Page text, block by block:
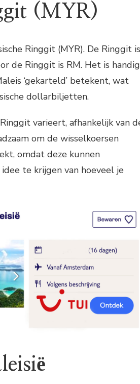
(MYR)
Ringgit (MYR). De Ringgit is
de Ringgit is RM. Het is handig
‘gekarteld’ betekent, wat
dollarbiljetten.
varieert, afhankelijk van
om de wisselkoersen
omdat deze kunnen
te krijgen van hoeveel je